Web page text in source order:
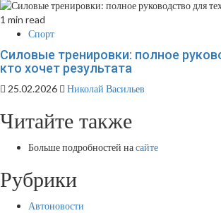
1 min read
Спорт
Силовые тренировки: полное
кто хочет результата
25.02.2026 Николай Васильев
Читайте также
Больше подробностей насайте
Рубрики
Автоновости